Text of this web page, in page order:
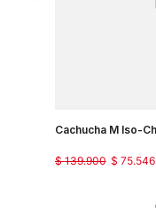
Cachucha M Iso-
$ 75.546
$ 139.900